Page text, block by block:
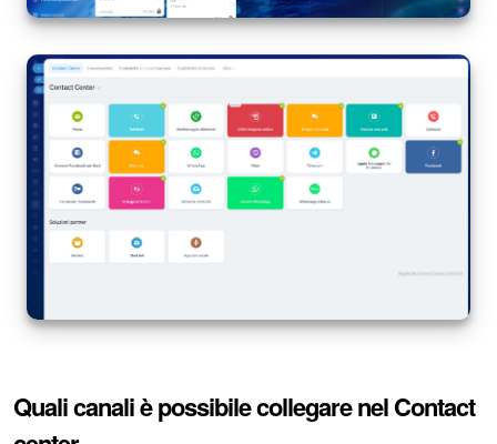
Dipendenti
Knowledge base
Firma elettronica
Firma elettronica per HR
Marketing
Quali canali è possibile collegare nel Contact